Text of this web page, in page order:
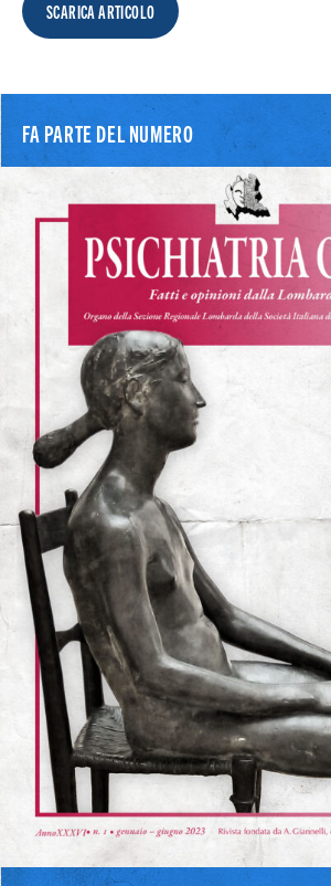
SCARICA ARTICOLO
FA PARTE DEL NUMERO